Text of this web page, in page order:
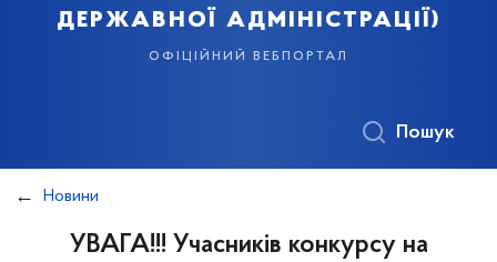
державної адміністрації)
офіційний вебпортал
Пошук
Новини
УВАГА!!! Учасників конкурсу на